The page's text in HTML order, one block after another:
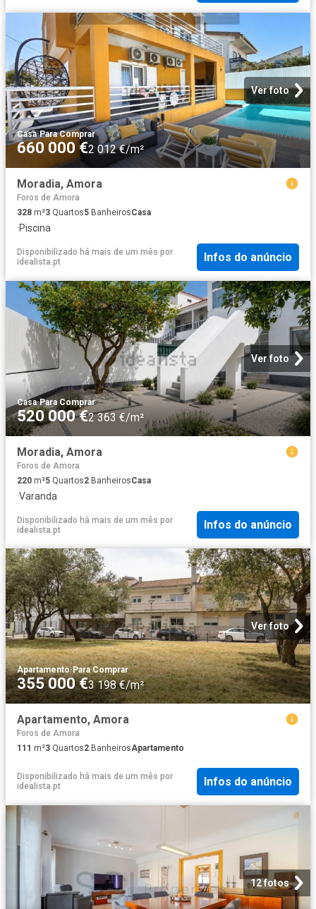
Ver foto
Casa·Para Comprar
660 000 €2 012 €/m²
Moradia, Amora
Foros de Amora
328 m²3 Quartos5 BanheirosCasa
·Piscina
Disponibilizado há mais de um mês por
idealista.pt
Infos do anúncio
Ver foto
Casa·Para Comprar
520 000 €2 363 €/m²
Moradia, Amora
Foros de Amora
220 m²5 Quartos2 BanheirosCasa
·Varanda
Disponibilizado há mais de um mês por
idealista.pt
Infos do anúncio
Ver foto
Apartamento·Para Comprar
355 000 €3 198 €/m²
Apartamento, Amora
Foros de Amora
111 m²3 Quartos2 BanheirosApartamento
Disponibilizado há mais de um mês por
idealista.pt
Infos do anúncio
12 fotos